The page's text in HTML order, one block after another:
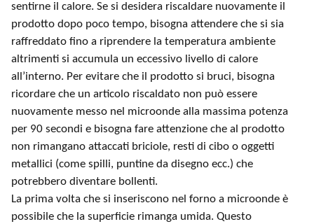
sentirne il calore. Se si desidera riscaldare nuovamente il
prodotto dopo poco tempo, bisogna attendere che si sia
raffreddato fino a riprendere la temperatura ambiente
altrimenti si accumula un eccessivo livello di calore
all’interno. Per evitare che il prodotto si bruci, bisogna
ricordare che un articolo riscaldato non può essere
nuovamente messo nel microonde alla massima potenza
per 90 secondi e bisogna fare attenzione che al prodotto
non rimangano attaccati briciole, resti di cibo o oggetti
metallici (come spilli, puntine da disegno ecc.) che
potrebbero diventare bollenti.
La prima volta che si inseriscono nel forno a microonde è
possibile che la superficie rimanga umida. Questo